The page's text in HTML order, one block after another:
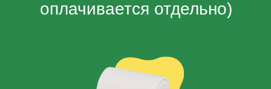
В случае необходимости